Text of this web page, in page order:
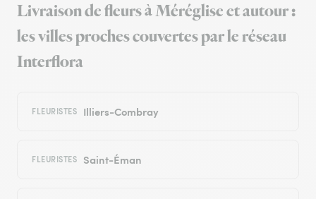
Livraison de fleurs à Méréglise et autour :
les villes proches couvertes par le réseau
Interflora
FLEURISTES Illiers-Combray
FLEURISTES Saint-Éman